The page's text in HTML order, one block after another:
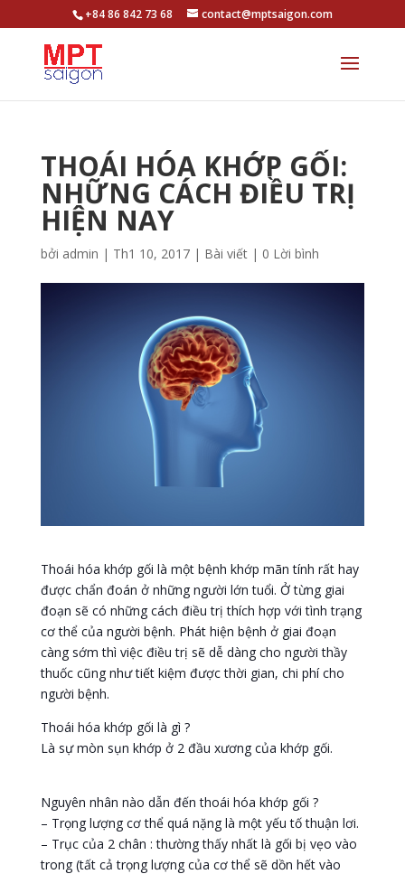
+84 86 842 73 68 contact@mptsaigon.com
THOÁI HÓA KHỚP GỐI:
NHỮNG CÁCH ĐIỀU TRỊ
HIỆN NAY
bởi admin | Th1 10, 2017| Bài viết| 0 Lời bình
Thoái hóa khớp gối là một bệnh khớp mãn tính rất hay
được chẩn đoán ở những người lớn tuổi. Ở từng giai
đoạn sẽ có những cách điều trị thích hợp với tình trạng
cơ thể của người bệnh. Phát hiện bệnh ở giai đoạn
càng sớm thì việc điều trị sẽ dễ dàng cho người thầy
thuốc cũng như tiết kiệm được thời gian, chi phí cho
người bệnh.
Thoái hóa khớp gối là gì ?
Là sự mòn sụn khớp ở 2 đầu xương của khớp gối.
Nguyên nhân nào dẫn đến thoái hóa khớp gối ?
– Trọng lượng cơ thể quá nặng là một yếu tố thuận lơi.
– Trục của 2 chân : thường thấy nhất là gối bị vẹo vào
trong (tất cả trọng lượng của cơ thể sẽ dồn hết vào